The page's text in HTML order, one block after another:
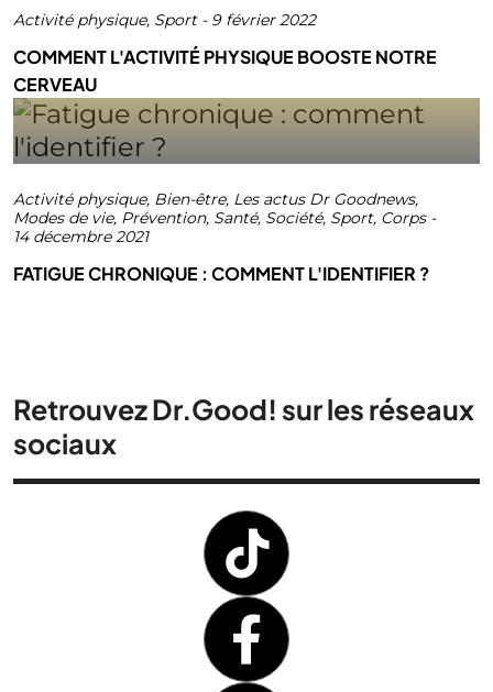
Activité physique, Sport- 9 février 2022
COMMENT L'ACTIVITÉ PHYSIQUE BOOSTE NOTRE
CERVEAU
Activité physique, Bien-être, Les actus Dr Goodnews,
Modes de vie, Prévention, Santé, Société, Sport, Corps-
14 décembre 2021
FATIGUE CHRONIQUE : COMMENT L'IDENTIFIER ?
Retrouvez Dr.Good! sur les réseaux
sociaux